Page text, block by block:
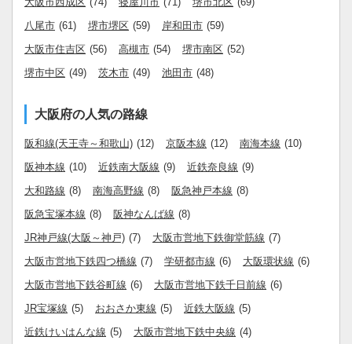
八尾市 (61) 堺市堺区 (59) 岸和田市 (59)
大阪市住吉区 (56) 高槻市 (54) 堺市南区 (52)
堺市中区 (49) 茨木市 (49) 池田市 (48)
大阪府の人気の路線
阪和線(天王寺～和歌山) (12) 京阪本線 (12) 南海本線 (10)
阪神本線 (10) 近鉄南大阪線 (9) 近鉄奈良線 (9)
大和路線 (8) 南海高野線 (8) 阪急神戸本線 (8)
阪急宝塚本線 (8) 阪神なんば線 (8)
JR神戸線(大阪～神戸) (7) 大阪市営地下鉄御堂筋線 (7)
大阪市営地下鉄四つ橋線 (7) 学研都市線 (6) 大阪環状線 (6)
大阪市営地下鉄谷町線 (6) 大阪市営地下鉄千日前線 (6)
JR宝塚線 (5) おおさか東線 (5) 近鉄大阪線 (5)
近鉄けいはんな線 (5) 大阪市営地下鉄中央線 (4)